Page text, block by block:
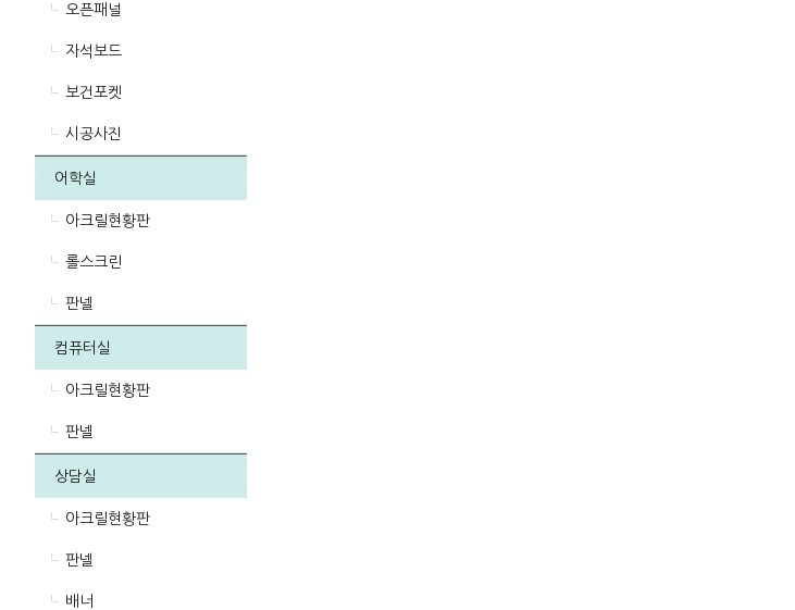
오픈패널
자석보드
보건포켓
시공사진
어학실
아크릴현황판
롤스크린
판넬
컴퓨터실
아크릴현황판
판넬
상담실
아크릴현황판
판넬
배너